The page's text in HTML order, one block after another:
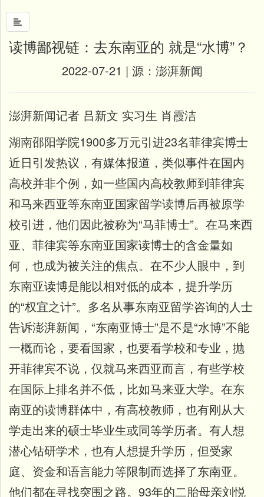
国
风
文
墨
名
堂
新
闻
开
社
区
登
录
读博鄙视链：去东南亚的 就是“水博”？
2022-07-21 | 源： 澎湃新闻
澎湃新闻记者 吕新文 实习生 肖霞洁
湖南邵阳学院1900多万元引进23名菲律宾博士
近日引发热议，有媒体报道，类似事件在国内
高校并非个例，如一些国内高校教师到菲律宾
和马来西亚等东南亚国家留学读博后再被原学
校引进，他们因此被称为“马菲博士”。在马来西
亚、菲律宾等东南亚国家读博士的含金量如
何，也成为被关注的焦点。 在不少人眼中，到
东南亚读博是能以相对低的成本，提升学历
的“权宜之计”。 多名从事东南亚留学咨询的人士
告诉澎湃新闻，“东南亚博士”是不是“水博”不能
一概而论，要看国家，也要看学校和专业，抛
开菲律宾不说，仅就马来西亚而言，有些学校
在国际上排名并不低，比如马来亚大学。 在东
南亚的读博群体中，有高校教师，也有刚从大
学走出来的硕士毕业生或同等学历者。有人想
潜心钻研学术，也有人想提升学历，但受家
庭、资金和语言能力等限制而选择了东南亚。
他们都在寻找突围之路。 93年的二胎母亲刘悦